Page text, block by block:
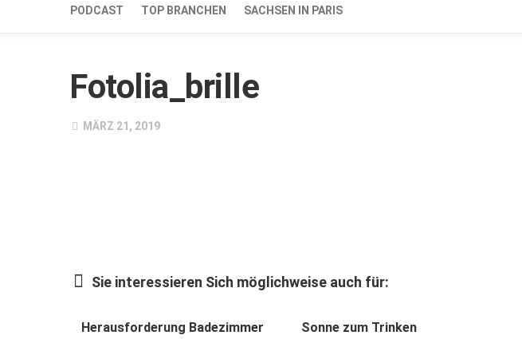
PODCAST TOP BRANCHEN SACHSEN IN PARIS
Fotolia_brille
MÄRZ 21, 2019
Sie interessieren Sich möglichweise auch für:
Herausforderung Badezimmer Sonne zum Trinken